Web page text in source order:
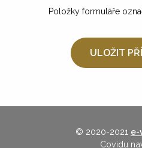
Položky formuláře
© 2020-2021 e-
Covidu